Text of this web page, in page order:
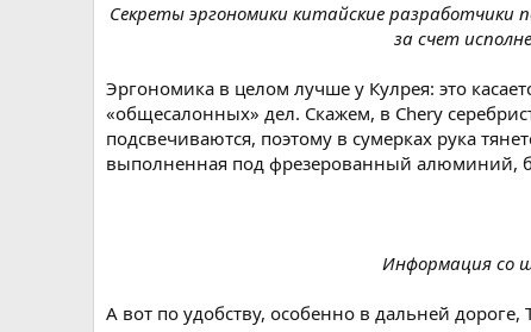
Секреты эргономики китайские разработчики
за счет
Эргономика в целом лучше у Кулрея: это
«общесалонных» дел. Скажем, в Chery
подсвечиваются, поэтому в сумерках рука
выполненная под фрезерованный алюминий,
Информация со
А вот по удобству, особенно в дальней